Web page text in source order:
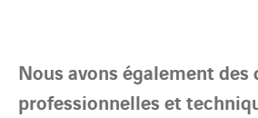
Nous avons également
professionnelles et